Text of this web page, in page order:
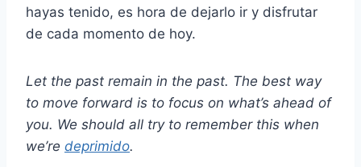
hayas tenido, es hora de dejarlo ir y disfrutar
de cada momento de hoy.
Let the past remain in the past. The best way
to move forward is to focus on what’s ahead of
you. We should all try to remember this when
we’re deprimido.